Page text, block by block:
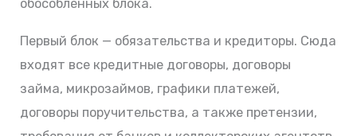
обособленных блока.
Первый блок — обязательства и кредиторы. Сюда
входят все кредитные договоры, договоры
займа, микрозаймов, графики платежей,
договоры поручительства, а также претензии,